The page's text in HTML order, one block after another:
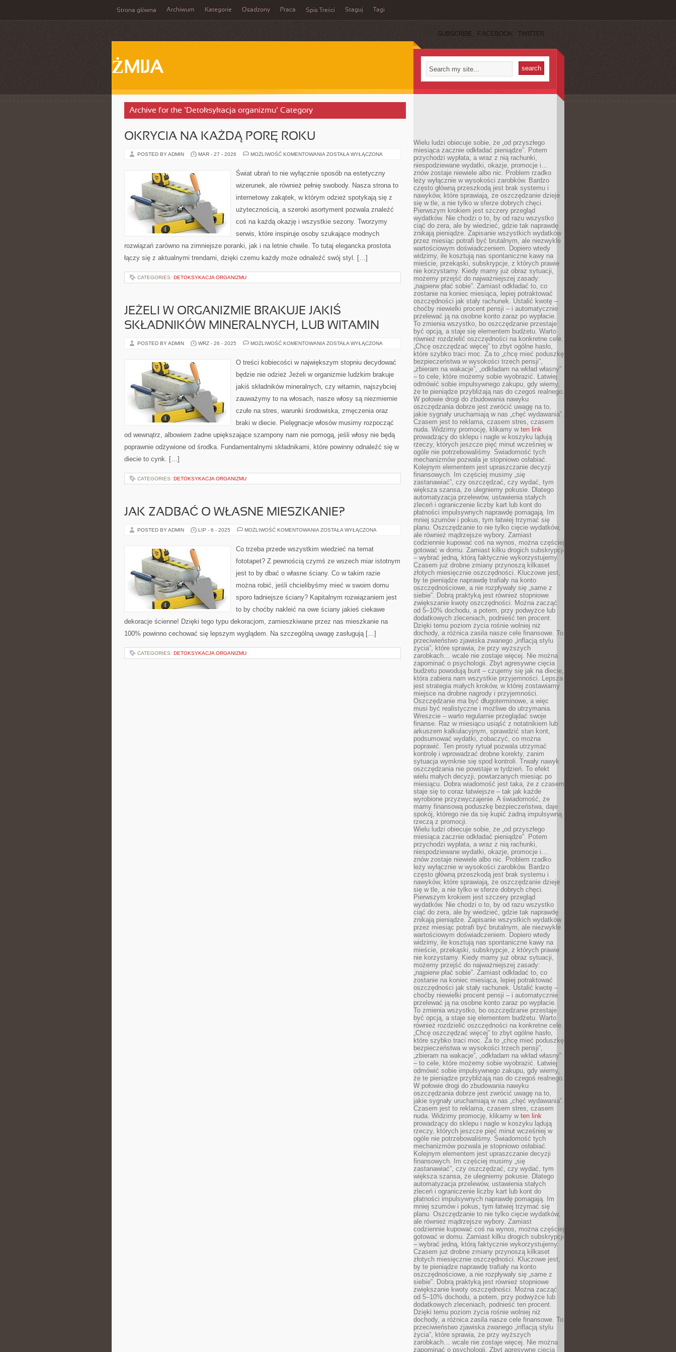
Strona główna Archiwum Kategorie Osadzony Praca Spis Treści Staguj Tagi
SUBSCRIBE FACEBOOK TWITTER
ŻMIJA
Archive for the ‘Detoksykacja organizmu’ Category
OKRYCIA NA KAŻDĄ PORĘ ROKU
POSTED BY ADMIN MAR - 27 - 2026 MOŻLIWOŚĆ KOMENTOWANIA OKRYCIA
PORĘ
ROKU
ZOSTAŁA WYŁĄCZONA
Świat ubrań to nie wyłącznie sposób na estetyczny
wizerunek, ale również pełnię swobody. Nasza strona to
internetowy zakątek, w którym odzież spotykają się z
użytecznością, a szeroki asortyment pozwala znaleźć
coś na każdą okazję i wszystkie sezony. Tworzymy
serwis, które inspiruje osoby szukające modnych
rozwiązań zarówno na zimniejsze poranki, jak i na letnie chwile. To tutaj elegancka prostota
łączy się z aktualnymi trendami, dzięki czemu każdy może odnaleźć swój styl. […]
CATEGORIES: DETOKSYKACJA ORGANIZMU
JEŻELI W ORGANIZMIE BRAKUJE JAKIŚ
SKŁADNIKÓW MINERALNYCH, LUB WITAMIN
POSTED BY ADMIN WRZ - 26 - 2025 MOŻLIWOŚĆ KOMENTOWANIA JEŻELI
BRAKUJE
JAKIŚ
MINERALNYCH,
WITAMIN
ZOSTAŁA WYŁĄCZONA
O treści kobiecości w największym stopniu decydować
będzie nie odzież Jeżeli w organizmie ludzkim brakuje
jakiś składników mineralnych, czy witamin, najszybciej
zauważymy to na włosach, nasze włosy są niezmiernie
czułe na stres, warunki środowiska, zmęczenia oraz
braki w diecie. Pielęgnacje włosów musimy rozpocząć
od wewnątrz, albowiem żadne upiększające szampony nam nie pomogą, jeśli włosy nie będą
poprawnie odżywione od środka. Fundamentalnymi składnikami, które powinny odnaleźć się w
diecie to cynk. […]
CATEGORIES: DETOKSYKACJA ORGANIZMU
JAK ZADBAĆ O WŁASNE MIESZKANIE?
POSTED BY ADMIN LIP - 6 - 2025 MOŻLIWOŚĆ KOMENTOWANIA JAK
WŁASNE
MIESZKANIE?
ZOSTAŁA WYŁĄCZONA
Co trzeba przede wszystkim wiedzieć na temat
fototapet? Z pewnością czymś ze wszech miar istotnym
jest to by dbać o własne ściany. Co w takim razie
można robić, jeśli chcielibyśmy mieć w swoim domu
sporo ładniejsze ściany? Kapitalnym rozwiązaniem jest
to by choćby nakleić na owe ściany jakieś ciekawe
dekoracje ścienne! Dzięki tego typu dekoracjom, zamieszkiwane przez nas mieszkanie na
100% powinno cechować się lepszym wyglądem. Na szczególną uwagę zasługują […]
CATEGORIES: DETOKSYKACJA ORGANIZMU
Wielu ludzi obiecuje sobie, że „od przyszłego
miesiąca zacznie odkładać pieniądze”. Potem
przychodzi wypłata, a wraz z nią rachunki,
niespodziewane wydatki, okazje, promocje i…
znów zostaje niewiele albo nic. Problem rzadko
leży wyłącznie w wysokości zarobków. Bardzo
często główną przeszkodą jest brak systemu i
nawyków, które sprawiają, że oszczędzanie dzieje
się w tle, a nie tylko w sferze dobrych chęci.
Pierwszym krokiem jest szczery przegląd
wydatków. Nie chodzi o to, by od razu wszystko
ciąć do zera, ale by wiedzieć, gdzie tak naprawdę
znikają pieniądze. Zapisanie wszystkich wydatków
przez miesiąc potrafi być brutalnym, ale niezwykle
wartościowym doświadczeniem. Dopiero wtedy
widzimy, ile kosztują nas spontaniczne kawy na
mieście, przekąski, subskrypcje, z których prawie
nie korzystamy. Kiedy mamy już obraz sytuacji,
możemy przejść do najważniejszej zasady:
„najpierw płać sobie”. Zamiast odkładać to, co
zostanie na koniec miesiąca, lepiej potraktować
oszczędności jak stały rachunek. Ustalić kwotę –
choćby niewielki procent pensji – i automatycznie
przelewać ją na osobne konto zaraz po wypłacie.
To zmienia wszystko, bo oszczędzanie przestaje
być opcją, a staje się elementem budżetu. Warto
również rozdzielić oszczędności na konkretne cele.
„Chcę oszczędzać więcej” to zbyt ogólne hasło,
które szybko traci moc. Za to „chcę mieć poduszkę
bezpieczeństwa w wysokości trzech pensji”,
„zbieram na wakacje”, „odkładam na wkład własny”
– to cele, które możemy sobie wyobrazić. Łatwiej
odmówić sobie impulsywnego zakupu, gdy wiemy,
że te pieniądze przybliżają nas do czegoś realnego.
W połowie drogi do zbudowania nawyku
oszczędzania dobrze jest zwrócić uwagę na to,
jakie sygnały uruchamiają w nas „chęć wydawania”.
Czasem jest to reklama, czasem stres, czasem
nuda. Widzimy promocję, klikamy w ten link
prowadzący do sklepu i nagle w koszyku lądują
rzeczy, których jeszcze pięć minut wcześniej w
ogóle nie potrzebowaliśmy. Świadomość tych
mechanizmów pozwala je stopniowo osłabiać.
Kolejnym elementem jest upraszczanie decyzji
finansowych. Im częściej musimy „się
zastanawiać”, czy oszczędzać, czy wydać, tym
większa szansa, że ulegniemy pokusie. Dlatego
automatyzacja przelewów, ustawienia stałych
zleceń i ograniczenie liczby kart lub kont do
płatności impulsywnych naprawdę pomagają. Im
mniej szumów i pokus, tym łatwiej trzymać się
planu. Oszczędzanie to nie tylko cięcie wydatków,
ale również mądrzejsze wybory. Zamiast
codziennie kupować coś na wynos, można częściej
gotować w domu. Zamiast kilku drogich subskrypcji
– wybrać jedną, którą faktycznie wykorzystujemy.
Czasem już drobne zmiany przynoszą kilkaset
złotych miesięcznie oszczędności. Kluczowe jest,
by te pieniądze naprawdę trafiały na konto
oszczędnościowe, a nie rozpływały się „same z
siebie”. Dobrą praktyką jest również stopniowe
zwiększanie kwoty oszczędności. Można zacząć
od 5–10% dochodu, a potem, przy podwyżce lub
dodatkowych zleceniach, podnieść ten procent.
Dzięki temu poziom życia rośnie wolniej niż
dochody, a różnica zasila nasze cele finansowe. To
przeciwieństwo zjawiska zwanego „inflacją stylu
życia”, które sprawia, że przy wyższych
zarobkach… wcale nie zostaje więcej. Nie można
zapominać o psychologii. Zbyt agresywne cięcia
budżetu powodują bunt – czujemy się jak na diecie,
która zabiera nam wszystkie przyjemności. Lepsza
jest strategia małych kroków, w której zostawiamy
miejsce na drobne nagrody i przyjemności.
Oszczędzanie ma być długoterminowe, a więc
musi być realistyczne i możliwe do utrzymania.
Wreszcie – warto regularnie przeglądać swoje
finanse. Raz w miesiącu usiąść z notatnikiem lub
arkuszem kalkulacyjnym, sprawdzić stan kont,
podsumować wydatki, zobaczyć, co można
poprawić. Ten prosty rytuał pozwala utrzymać
kontrolę i wprowadzać drobne korekty, zanim
sytuacja wymknie się spod kontroli. Trwały nawyk
oszczędzania nie powstaje w tydzień. To efekt
wielu małych decyzji, powtarzanych miesiąc po
miesiącu. Dobra wiadomość jest taka, że z czasem
staje się to coraz łatwiejsze – tak jak każde
wyrobione przyzwyczajenie. A świadomość, że
mamy finansową poduszkę bezpieczeństwa, daje
spokój, którego nie da się kupić żadną impulsywną
rzeczą z promocji.
Wielu ludzi obiecuje sobie, że „od przyszłego
miesiąca zacznie odkładać pieniądze”. Potem
przychodzi wypłata, a wraz z nią rachunki,
niespodziewane wydatki, okazje, promocje i…
znów zostaje niewiele albo nic. Problem rzadko
leży wyłącznie w wysokości zarobków. Bardzo
często główną przeszkodą jest brak systemu i
nawyków, które sprawiają, że oszczędzanie dzieje
się w tle, a nie tylko w sferze dobrych chęci.
Pierwszym krokiem jest szczery przegląd
wydatków. Nie chodzi o to, by od razu wszystko
ciąć do zera, ale by wiedzieć, gdzie tak naprawdę
znikają pieniądze. Zapisanie wszystkich wydatków
przez miesiąc potrafi być brutalnym, ale niezwykle
wartościowym doświadczeniem. Dopiero wtedy
widzimy, ile kosztują nas spontaniczne kawy na
mieście, przekąski, subskrypcje, z których prawie
nie korzystamy. Kiedy mamy już obraz sytuacji,
możemy przejść do najważniejszej zasady:
„najpierw płać sobie”. Zamiast odkładać to, co
zostanie na koniec miesiąca, lepiej potraktować
oszczędności jak stały rachunek. Ustalić kwotę –
choćby niewielki procent pensji – i automatycznie
przelewać ją na osobne konto zaraz po wypłacie.
To zmienia wszystko, bo oszczędzanie przestaje
być opcją, a staje się elementem budżetu. Warto
również rozdzielić oszczędności na konkretne cele.
„Chcę oszczędzać więcej” to zbyt ogólne hasło,
które szybko traci moc. Za to „chcę mieć poduszkę
bezpieczeństwa w wysokości trzech pensji”,
„zbieram na wakacje”, „odkładam na wkład własny”
– to cele, które możemy sobie wyobrazić. Łatwiej
odmówić sobie impulsywnego zakupu, gdy wiemy,
że te pieniądze przybliżają nas do czegoś realnego.
W połowie drogi do zbudowania nawyku
oszczędzania dobrze jest zwrócić uwagę na to,
jakie sygnały uruchamiają w nas „chęć wydawania”.
Czasem jest to reklama, czasem stres, czasem
nuda. Widzimy promocję, klikamy w ten link
prowadzący do sklepu i nagle w koszyku lądują
rzeczy, których jeszcze pięć minut wcześniej w
ogóle nie potrzebowaliśmy. Świadomość tych
mechanizmów pozwala je stopniowo osłabiać.
Kolejnym elementem jest upraszczanie decyzji
finansowych. Im częściej musimy „się
zastanawiać”, czy oszczędzać, czy wydać, tym
większa szansa, że ulegniemy pokusie. Dlatego
automatyzacja przelewów, ustawienia stałych
zleceń i ograniczenie liczby kart lub kont do
płatności impulsywnych naprawdę pomagają. Im
mniej szumów i pokus, tym łatwiej trzymać się
planu. Oszczędzanie to nie tylko cięcie wydatków,
ale również mądrzejsze wybory. Zamiast
codziennie kupować coś na wynos, można częściej
gotować w domu. Zamiast kilku drogich subskrypcji
– wybrać jedną, którą faktycznie wykorzystujemy.
Czasem już drobne zmiany przynoszą kilkaset
złotych miesięcznie oszczędności. Kluczowe jest,
by te pieniądze naprawdę trafiały na konto
oszczędnościowe, a nie rozpływały się „same z
siebie”. Dobrą praktyką jest również stopniowe
zwiększanie kwoty oszczędności. Można zacząć
od 5–10% dochodu, a potem, przy podwyżce lub
dodatkowych zleceniach, podnieść ten procent.
Dzięki temu poziom życia rośnie wolniej niż
dochody, a różnica zasila nasze cele finansowe. To
przeciwieństwo zjawiska zwanego „inflacją stylu
życia”, które sprawia, że przy wyższych
zarobkach… wcale nie zostaje więcej. Nie można
zapominać o psychologii. Zbyt agresywne cięcia